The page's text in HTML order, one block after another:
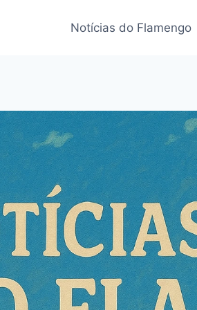
Notícias do Flamengo